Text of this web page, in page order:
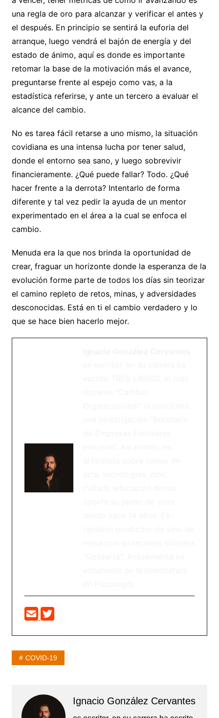
una regla de oro para alcanzar y verificar el antes y
el después. En principio se sentirá la euforia del
arranque, luego vendrá el bajón de energía y del
estado de ánimo, aquí es donde es importante
retomar la base de la motivación más el avance,
preguntarse frente al espejo como vas, a la
estadística referirse, y ante un tercero a evaluar el
alcance del cambio.
No es tarea fácil retarse a uno mismo, la situación
covidiana es una intensa lucha por tener salud,
donde el entorno sea sano, y luego sobrevivir
financieramente. ¿Qué puede fallar? Todo. ¿Qué
hacer frente a la derrota? Intentarlo de forma
diferente y tal vez pedir la ayuda de un mentor
experimentado en el área a la cual se enfoca el
cambio.
Menuda era la que nos brinda la oportunidad de
crear, fraguar un horizonte donde la esperanza de la
evolución forme parte de todos los días sin teorizar
el camino repleto de retos, minas, y adversidades
desconocidas. Está en ti el cambio verdadero y lo
que se hace bien hacerlo mejor.
COVID-19
Ignacio González Cervantes